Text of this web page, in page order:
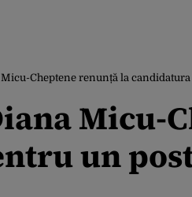
Cheptene renunță la
Micu-
un post